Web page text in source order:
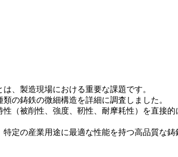
、製造現場における重要な課題です。
の鋳鉄の微細構造を詳細に調査しました。
（被削性、強度、靭性、耐摩耗性）を直接
定の産業用途に最適な性能を持つ高品質な鋳